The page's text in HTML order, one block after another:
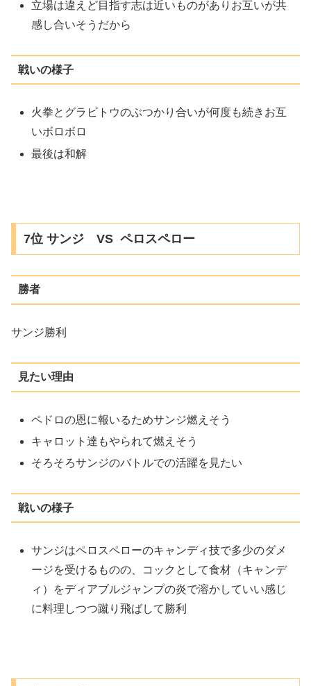
立場は違えど目指す志は近いものがありお互いが共
感し合いそうだから
戦いの様子
火拳とグラビトウのぶつかり合いが何度も続きお互
いボロボロ
最後は和解
7位 サンジ VS ペロスペロー
勝者
サンジ勝利
見たい理由
ペドロの恩に報いるためサンジ燃えそう
キャロット達もやられて燃えそう
そろそろサンジのバトルでの活躍を見たい
戦いの様子
サンジはペロスペローのキャンディ技で多少のダメ
ージを受けるものの、コックとして食材（キャンデ
ィ）をディアブルジャンプの炎で溶かしていい感じ
に料理しつつ蹴り飛ばして勝利